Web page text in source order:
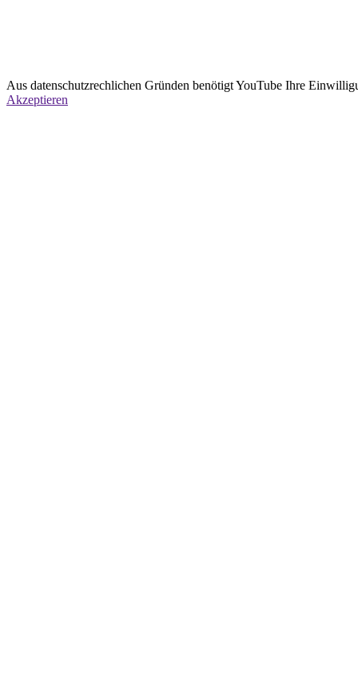
Aus datenschutzrechlichen Gründen benötigt YouTube Ihre
Akzeptieren